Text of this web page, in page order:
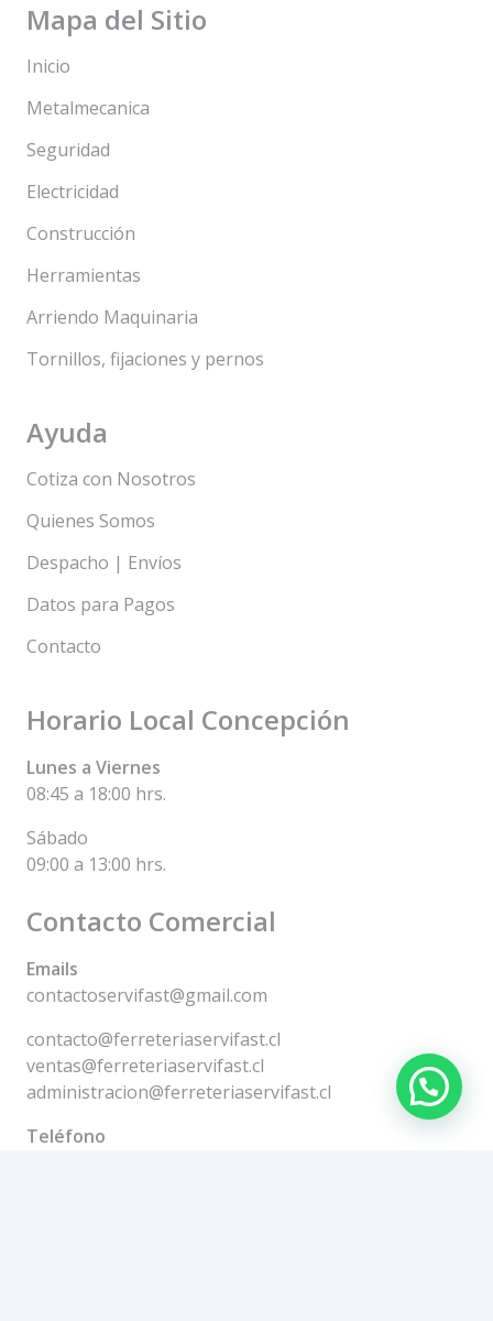
Mapa del Sitio
Inicio
Metalmecanica
Seguridad
Electricidad
Construcción
Herramientas
Arriendo Maquinaria
Tornillos, fijaciones y pernos
Ayuda
Cotiza con Nosotros
Quienes Somos
Despacho | Envíos
Datos para Pagos
Contacto
Horario Local Concepción
Lunes a Viernes
08:45 a 18:00 hrs.
Sábado
09:00 a 13:00 hrs.
Contacto Comercial
Emails
contactoservifast@gmail.com
contacto@ferreteriaservifast.cl
ventas@ferreteriaservifast.cl
administracion@ferreteriaservifast.cl
Teléfono